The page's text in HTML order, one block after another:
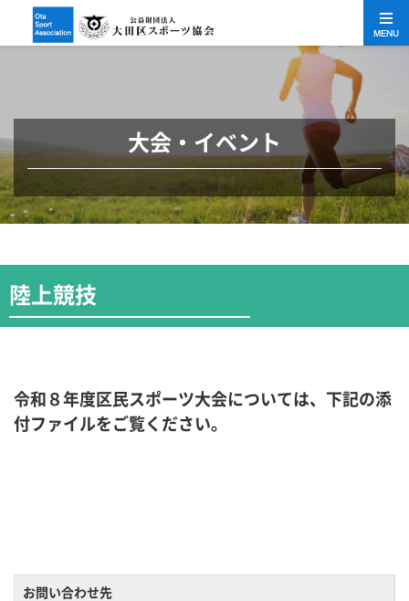
MENU
大会・イベント
陸上競技
令和８年度区民スポーツ大会については、下記の添
付ファイルをご覧ください。
お問い合わせ先